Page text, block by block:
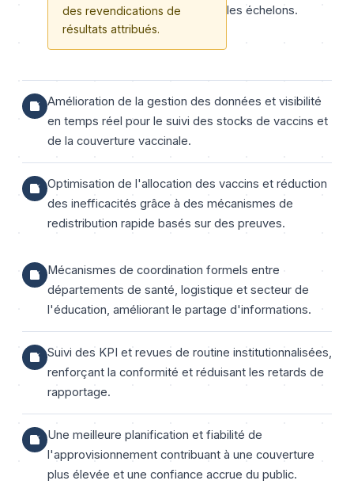
des revendications de
résultats attribués.
les échelons.
Amélioration de la gestion des données et visibilité
en temps réel pour le suivi des stocks de vaccins et
de la couverture vaccinale.
Optimisation de l'allocation des vaccins et réduction
des inefficacités grâce à des mécanismes de
redistribution rapide basés sur des preuves.
Mécanismes de coordination formels entre
départements de santé, logistique et secteur de
l'éducation, améliorant le partage d'informations.
Suivi des KPI et revues de routine institutionnalisées,
renforçant la conformité et réduisant les retards de
rapportage.
Une meilleure planification et fiabilité de
l'approvisionnement contribuant à une couverture
plus élevée et une confiance accrue du public.